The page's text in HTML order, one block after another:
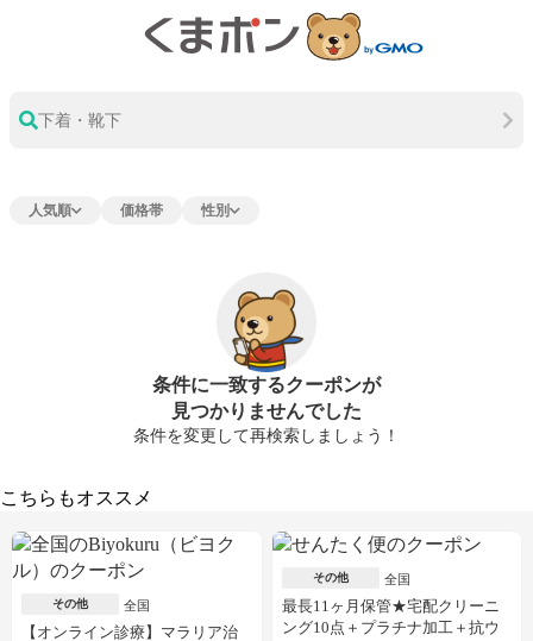
下着・靴下
人気順 価格帯 性別
条件に一致するクーポンが
見つかりませんでした
条件を変更して再検索しましょう！
こちらもオススメ
その他 全国
【オンライン診療】マラリア治
その他 全国
最長11ヶ月保管★宅配クリーニ
ング10点＋プラチナ加工＋抗ウ